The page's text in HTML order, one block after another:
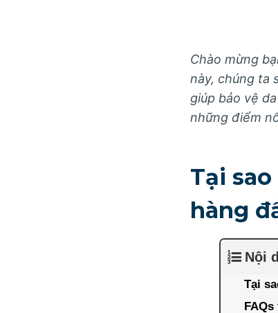
Chào mừng
này, chúng ta
giúp bảo vệ
những điểm
Tại
hàng
Nội
Tại